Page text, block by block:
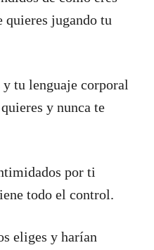
quieres jugando tu
tu lenguaje corporal
y nunca te
por ti
todo el control.
eliges y harían